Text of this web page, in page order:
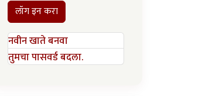
लॉग इन करा
नवीन खाते बनवा
तुमचा पासवर्ड बदला.